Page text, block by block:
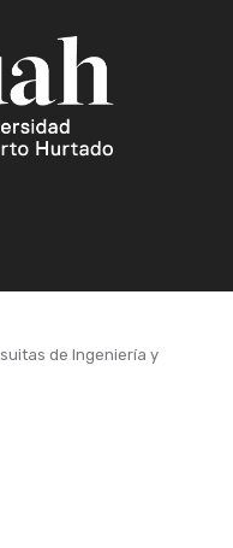
de Ingeniería y